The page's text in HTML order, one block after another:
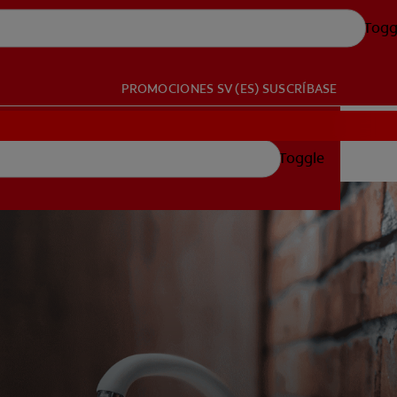
PROMOCIONES SV (ES) SUSCRÍBASE
Toggle